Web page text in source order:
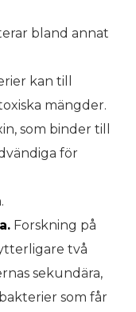
bland annat
kan till
mängder.
som binder till
för
Forskning på
två
sekundära,
som får